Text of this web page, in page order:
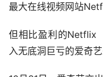
最大在线视频网站
但相比盈利的Netflix
入无底洞巨亏的爱奇艺